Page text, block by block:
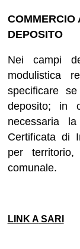
COMMERCIO
DEPOSITO
Nei campi
modulistica
specificare
deposito; in
necessaria
Certificata di
per
comunale.
LINK ASARI